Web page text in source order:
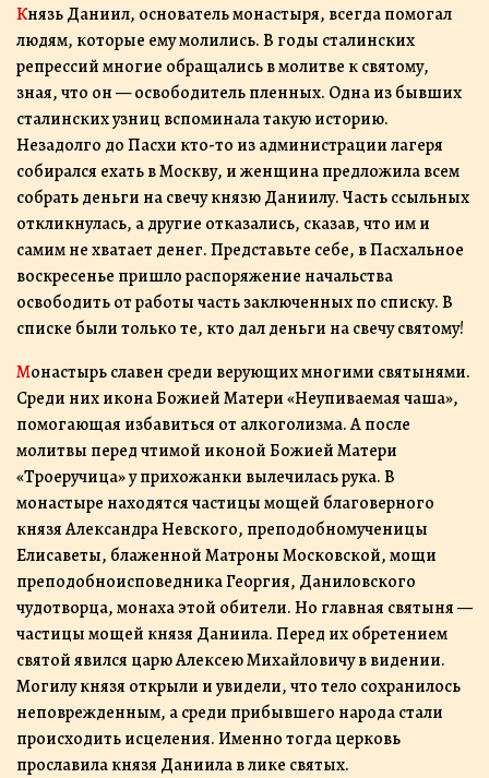
Князь Даниил, основатель монастыря, всегда помогал
людям, которые ему молились. В годы сталинских
репрессий многие обращались в молитве к святому,
зная, что он — освободитель пленных. Одна из бывших
сталинских узниц вспоминала такую историю.
Незадолго до Пасхи кто-то из администрации лагеря
собирался ехать в Москву, и женщина предложила всем
собрать деньги на свечу князю Даниилу. Часть ссыльных
откликнулась, а другие отказались, сказав, что им и
самим не хватает денег. Представьте себе, в Пасхальное
воскресенье пришло распоряжение начальства
освободить от работы часть заключенных по списку. В
списке были только те, кто дал деньги на свечу святому!
Монастырь славен среди верующих многими святынями.
Среди них икона Божией Матери «Неупиваемая чаша»,
помогающая избавиться от алкоголизма. А после
молитвы перед чтимой иконой Божией Матери
«Троеручица» у прихожанки вылечилась рука. В
монастыре находятся частицы мощей благоверного
князя Александра Невского, преподобномученицы
Елисаветы, блаженной Матроны Московской, мощи
преподобноисповедника Георгия, Даниловского
чудотворца, монаха этой обители. Но главная святыня —
частицы мощей князя Даниила. Перед их обретением
святой явился царю Алексею Михайловичу в видении.
Могилу князя открыли и увидели, что тело сохранилось
неповрежденным, а среди прибывшего народа стали
происходить исцеления. Именно тогда церковь
прославила князя Даниила в лике святых.